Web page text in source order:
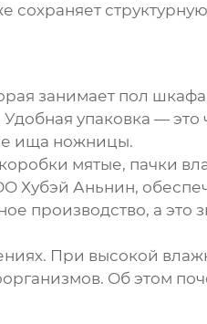
сохраняет
занимает пол
упаковка — это
ища ножницы.
мятые, пачки
Хубэй Аньнин,
производство, а это
При высокой
Об этом